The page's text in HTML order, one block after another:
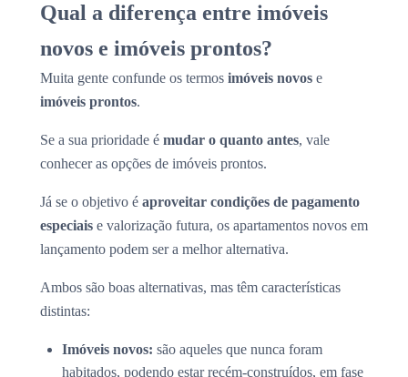
Qual a diferença entre imóveis
novos e imóveis prontos?
Muita gente confunde os termos imóveis novos e
imóveis prontos.
Se a sua prioridade é mudar o quanto antes, vale
conhecer as opções de imóveis prontos.
Já se o objetivo é aproveitar condições de pagamento
especiais e valorização futura, os apartamentos novos em
lançamento podem ser a melhor alternativa.
Ambos são boas alternativas, mas têm características
distintas:
Imóveis novos: são aqueles que nunca foram
habitados, podendo estar recém-construídos, em fase